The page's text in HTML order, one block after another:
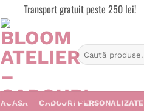
Transport gratuit peste 250 lei!
Caută
după:
ACASA CADOURI PERSONALIZATE